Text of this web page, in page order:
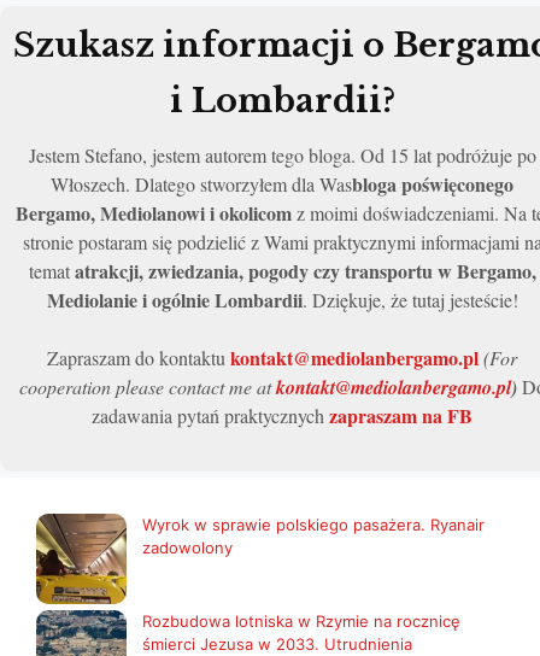
Szukasz informacji o
i Lombardii?
Jestem Stefano, jestem autorem tego bloga. Od 15 lat podróżuje po
Włoszech. Dlatego stworzyłem dla Wasbloga poświęconego
Bergamo, Mediolanowi i okolicomz moimi doświadczeniami. Na
stronie postaram się podzielić z Wami praktycznymi informacjami
tematatrakcji, zwiedzania, pogody czy transportu w Bergamo,
Mediolanie i ogólnie Lombardii. Dziękuje, że tutaj jesteście!
Zapraszam do kontaktukontakt@mediolanbergamo.pl(For
cooperation please contact me atkontakt@mediolanbergamo.pl)
zadawania pytań praktycznychzapraszam na FB
Wyrok w sprawie polskiego pasażera. Ryanair
zadowolony
Rozbudowa lotniska w Rzymie na rocznicę
śmierci Jezusa w 2033. Utrudnienia